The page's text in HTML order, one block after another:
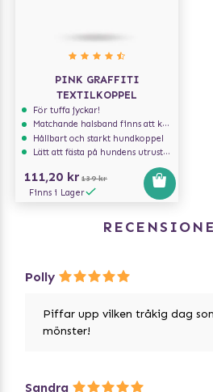
PINK GRAFFITI
TEXTILKOPPEL
För tuffa jyckar!
Matchande halsband finns att köpa till
Hållbart och starkt hundkoppel
Lätt att fästa på hundens utrustning
111,20 kr 139 kr
Finns i Lager
Polly
Piffar upp vilken tråkig dag
mönster!
Sandra